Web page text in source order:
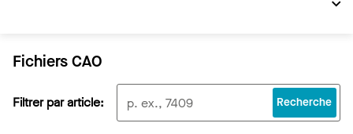
Fichiers CAO
Filtrer par article: Recherche